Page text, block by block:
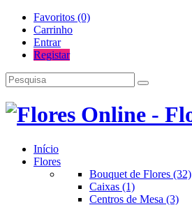
Favoritos (0)
Carrinho
Entrar
Registar
Início
Flores
Bouquet de Flores (32)
Caixas (1)
Centros de Mesa (3)